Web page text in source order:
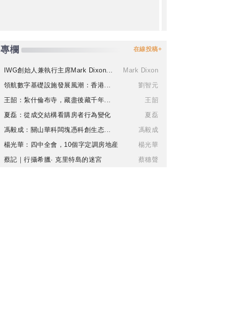
專欄 在線投稿+
IWG創始人兼執行主席Mark Dixon...
Mark Dixon
領航數字基礎設施發展風潮：香港...
劉智元
王韶：紮什倫布寺，藏盡後藏千年...
王韶
夏磊：從成交結構看購房者行為變化
夏磊
馮毅成：關山華科闆塊憑科創生态...
馮毅成
楊光華：四中全會，10個字定調房地産
楊光華
蔡記｜行攝希臘· 克里特島的迷宮
蔡穗聲